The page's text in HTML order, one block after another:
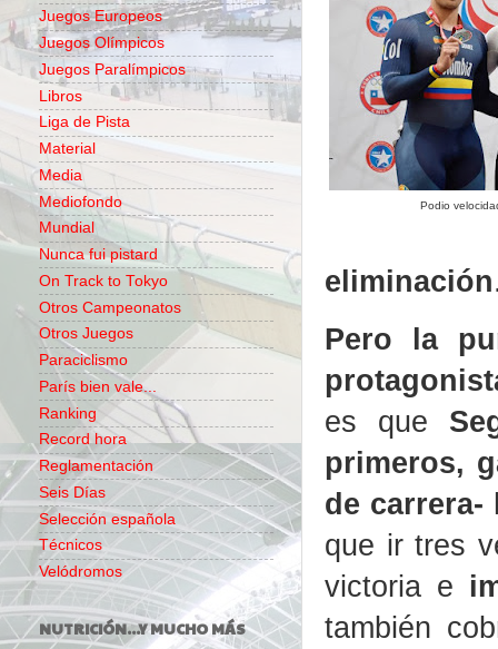
Podio
eliminación
Pero la
es que
primeros,
de
que ir tres
victoria e
también
Juegos Europeos
Juegos Olímpicos
Juegos Paralímpicos
Libros
Liga de Pista
Material
Media
Mediofondo
Mundial
Nunca fui pistard
On Track to Tokyo
Otros Campeonatos
Otros Juegos
Paraciclismo
París bien vale...
Ranking
Record hora
Reglamentación
Seis Días
Selección española
Técnicos
Velódromos
NUTRICIÓN...Y MUCHO MÁS